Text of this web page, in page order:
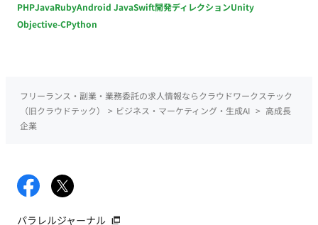
PHPJavaRubyAndroid JavaSwift開発ディレクションUnity
Objective-CPython
フリーランス・副業・業務委託の求人情報ならクラウドワークステック
（旧クラウドテック）
> ビジネス・マーケティング・生成AI > 高成長
企業
パラレルジャーナル